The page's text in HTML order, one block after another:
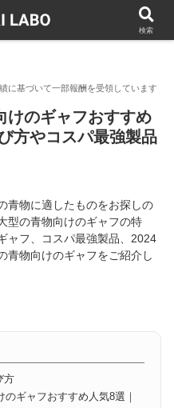
） ランディングネット・タ
けのギャフおすすめ
方やコスパ最強製品
青物に適したものをお探しの
型の青物向けのギャフの特
ャフ、コスパ最強製品、2024
青物向けのギャフをご紹介し
方
のギャフおすすめ人気8選｜
検索